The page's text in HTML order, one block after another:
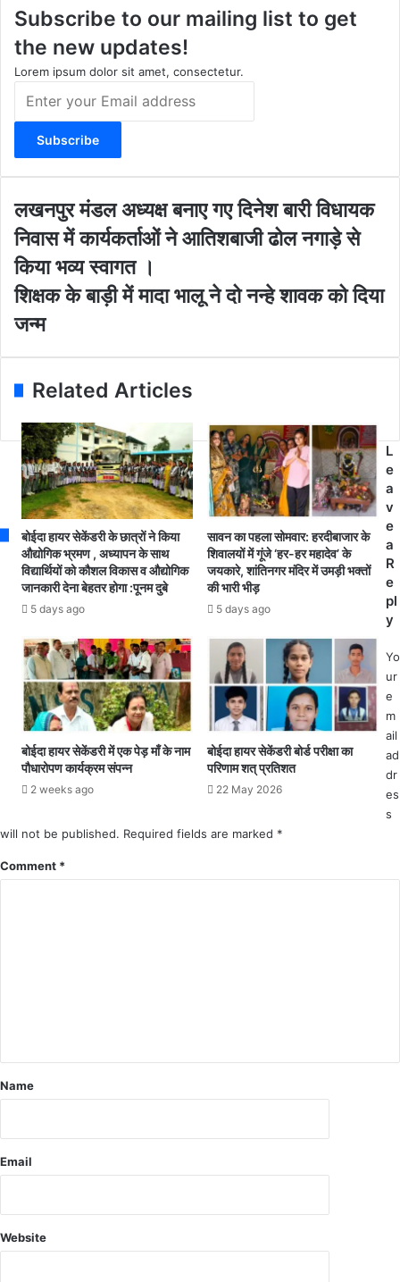
b
g
Subscribe to our mailing list to get
the new updates!
Lorem ipsum dolor sit amet, consectetur.
t
o
u
E
m
a
i
ल
न
पु
मं
ड
अ
ना
दि
धा
का
क
ने
आ
ति
कि
या
स्वा
ग
त
लखनपुर मंडल अध्यक्ष बनाए गए दिनेश बारी विधायक
निवास में कार्यकर्ताओं ने आतिशबाजी ढोल नगाड़े से
किया भव्य स्वागत ।
शि
क
ड़ी
मा
दा
भा
लू
दो
न्हे
शा
क
न्म
शिक्षक के बाड़ी में मादा भालू ने दो नन्हे शावक को दिया
जन्म
Related Articles
बोईदा हायर सेकेंडरी के छात्रों ने किया
औद्योगिक भ्रमण , अध्यापन के साथ
विद्यार्थियों को कौशल विकास व औद्योगिक
जानकारी देना बेहतर होगा :पूनम दुबे
5 days ago
सावन का पहला सोमवार: हरदीबाजार के
शिवालयों में गूंजे ‘हर-हर महादेव’ के
जयकारे, शांतिनगर मंदिर में उमड़ी भक्तों
की भारी भीड़
5 days ago
बोईदा हायर सेकेंडरी में एक पेड़ माँ के नाम
पौधारोपण कार्यक्रम संपन्न
2 weeks ago
बोईदा हायर सेकेंडरी बोर्ड परीक्षा का
परिणाम शत् प्रतिशत
22 May 2026
L
e
a
v
e
a
R
e
pl
y
Yo
ur
e
m
ail
ad
dr
es
s
will not be published. Required fields are marked *
Comment *
Name
Email
Website